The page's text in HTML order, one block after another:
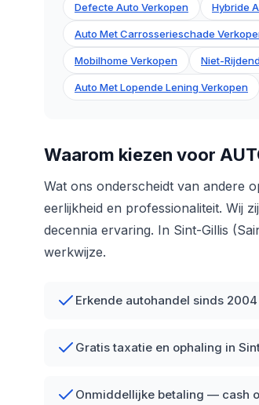
Defecte Auto Verkopen Hybride
Auto Met Carrosserieschade
Mobilhome Verkopen Niet-
Auto Met Lopende Lening Verkopen
Waarom kiezen voor
Wat ons onderscheidt van andere
eerlijkheid en professionaliteit. Wij
decennia ervaring. In Sint-Gillis
werkwijze.
Erkende autohandel sinds 2004
Gratis taxatie en ophaling in
Onmiddellijke betaling — cash